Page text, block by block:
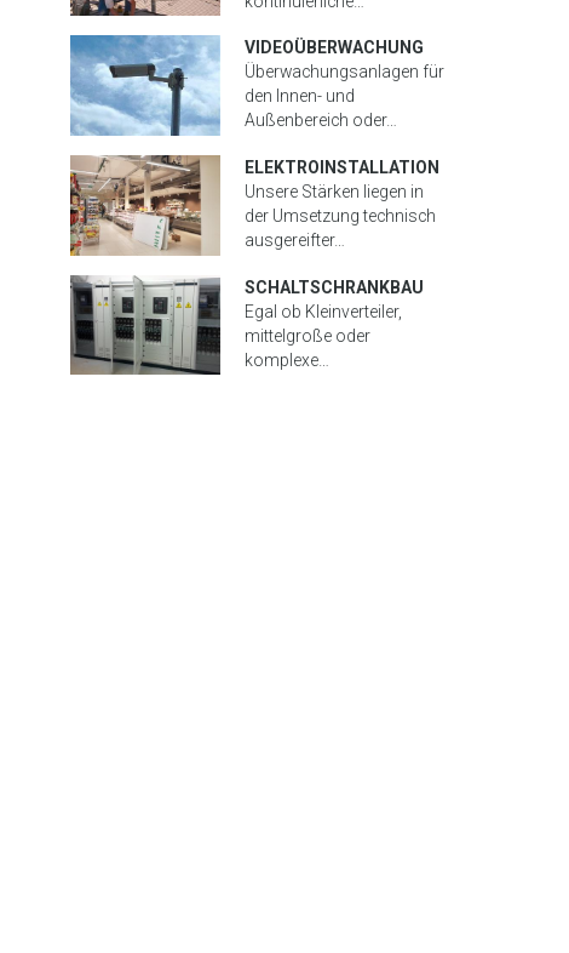
VIDEOÜBERWACHUNG
Überwachungsanlagen für
den Innen- und
Außenbereich oder…
ELEKTROINSTALLATION
Unsere Stärken liegen in
der Umsetzung technisch
ausgereifter…
SCHALTSCHRANKBAU
Egal ob Kleinverteiler,
mittelgroße oder
komplexe…